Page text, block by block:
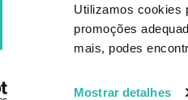
Utilizamos cookies
promoções
mais, podes
Mostrar detalhes